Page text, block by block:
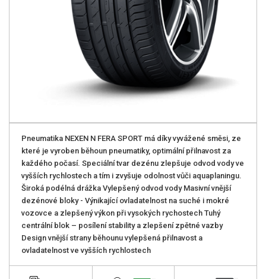
Pneumatika NEXEN N FERA SPORT má díky vyvážené směsi, ze
které je vyroben běhoun pneumatiky, optimální přilnavost za
každého počasí. Speciální tvar dezénu zlepšuje odvod vody ve
vyšších rychlostech a tím i zvyšuje odolnost vůči aquaplaningu.
Široká podélná drážka Vylepšený odvod vody Masivní vnější
dezénové bloky - Výnikající ovladatelnost na suché i mokré
vozovce a zlepšený výkon při vysokých rychostech Tuhý
centrální blok – posílení stability a zlepšení zpětné vazby
Design vnější strany běhounu vylepšená přilnavost a
ovladatelnost ve vyšších rychlostech